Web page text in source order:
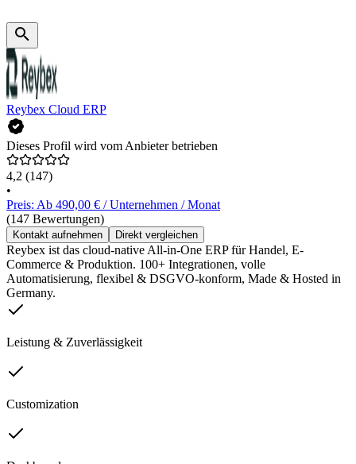
Reybex Cloud ERP
Dieses Profil wird vom Anbieter betrieben
4,2 (147)
•
Preis: Ab 490,00 € / Unternehmen / Monat
(147 Bewertungen)
Kontakt aufnehmen Direkt vergleichen
Reybex ist das cloud-native All-in-One ERP für Handel, E-
Commerce & Produktion. 100+ Integrationen, volle
Automatisierung, flexibel & DSGVO-konform, Made & Hosted in
Germany.
Leistung & Zuverlässigkeit
Customization